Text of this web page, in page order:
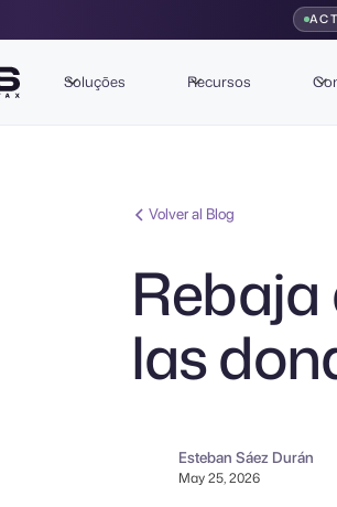
Soluções Recursos
Volver al Blog
Rebaja
las
Esteban Sáez Durán
May 25, 2026